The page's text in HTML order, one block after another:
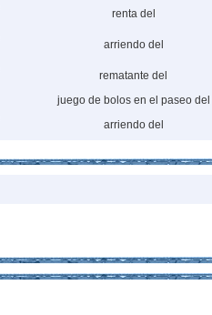
renta del
arriendo del
rematante del
juego de bolos en el paseo del
arriendo del